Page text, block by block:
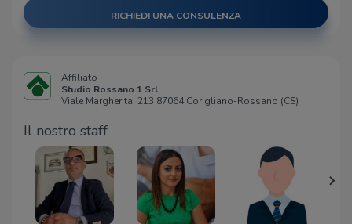
RICHIEDI UNA CONSULENZA
Affiliato
Studio Rossano 1 Srl
Viale Margherita, 213 87064 Corigliano-Rossano (CS)
Il nostro staff